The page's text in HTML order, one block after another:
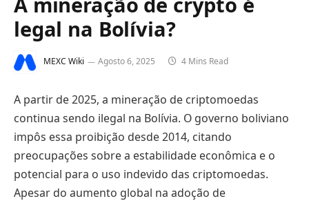
legal na Bolívia?
MEXC Wiki Agosto 6, 2025 4 Mins Read
A partir de 2025, a mineração de criptomoedas
continua sendo ilegal na Bolívia. O governo boliviano
impôs essa proibição desde 2014, citando
preocupações sobre a estabilidade econômica e o
potencial para o uso indevido das criptomoedas.
Apesar do aumento global na adoção de